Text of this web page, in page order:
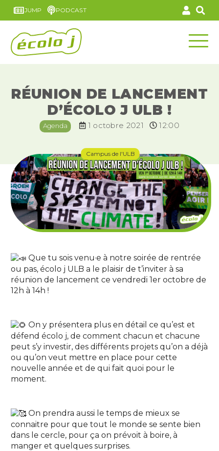
JUMP PODCAST
RÉUNION DE LANCEMENT
D’ÉCOLO J ULB !
Agenda 1 octobre 2021 12:00
Campus de l'ULB
Que tu sois venu·e à notre soirée de rentrée
ou pas, écolo j ULB a le plaisir de t’inviter à sa
réunion de lancement ce vendredi 1er octobre de
12h à 14h !
On y présentera plus en détail ce qu’est et
défend écolo j, de comment chacun et chacune
peut s’y investir, des différents projets qu’on a déjà
ou qu’on veut mettre en place pour cette
nouvelle année et de qui fait quoi pour le
moment.
On prendra aussi le temps de mieux se
connaitre pour que tout le monde se sente bien
dans le cercle, pour ça on prévoit à boire, à
manger et quelques surprises.